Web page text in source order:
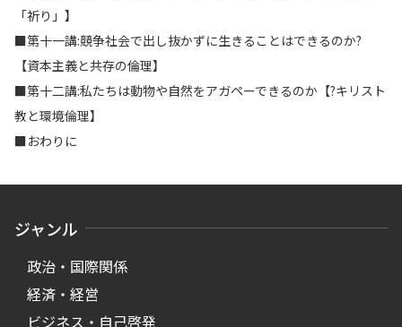
「祈り」】
■第十一講:競争社会で出し抜かずに生きることはできるのか?
【資本主義と共存の倫理】
■第十二講:私たちは動物や自然をアガペーできるのか【?キリスト
教と環境倫理】
■おわりに
ジャンル
政治・国際関係
経済・経営
ビジネス・自己啓発